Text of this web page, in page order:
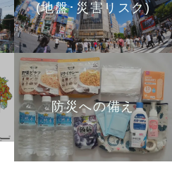
(地盤･災害リスク)
防災への備え